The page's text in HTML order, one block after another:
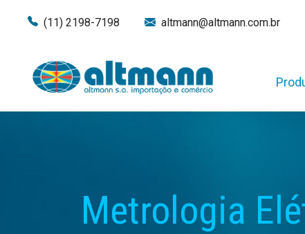
(11) 2198-7198 altmann@altmann.com.br
Metrologia